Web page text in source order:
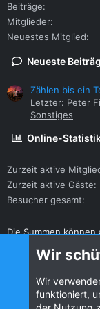
Beiträge
Mitglieder
Neuestes Mitglied
Neueste
Zählen bis ein
Letzter: Peter
Sonstiges
Online-
Zurzeit aktive
Zurzeit aktive Gäste
Besucher gesamt
Die Summen
Wir
Wir
funktioniert,